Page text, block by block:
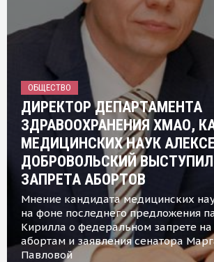
ОБЩЕСТВО
ДИРЕКТОР ДЕПАРТАМЕНТА
ЗДРАВООХРАНЕНИЯ ХМАО,
МЕДИЦИНСКИХ НАУК
ДОБРОВОЛЬСКИЙ
ЗАПРЕТА АБОРТОВ
Мнение кандидата медицинских
на фоне последнего предложения
Кирилла о федеральном запрете на
абортам и заявления сенатора
Павловой